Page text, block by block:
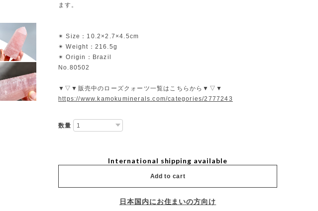
ます。
✴︎ Size：10.2×2.7×4.5cm
✴︎ Weight：216.5g
✴︎ Origin：Brazil
No.80502
▼▽▼販売中のローズクォーツ一覧はこちらから▼▽▼
https://www.kamokuminerals.com/categories/2777243
数量
International shipping available
Add to cart
日本国内にお住まいの方向け